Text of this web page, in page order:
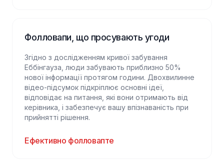
Фолловапи, що просувають угоди
Згідно з дослідженням кривої забування
Еббінгауза, люди забувають приблизно 50%
нової інформації протягом години. Двохвилинне
відео-підсумок підкріплює основні ідеї,
відповідає на питання, які вони отримають від
керівника, і забезпечує вашу впізнаваність при
прийнятті рішення.
Ефективно фолловапте